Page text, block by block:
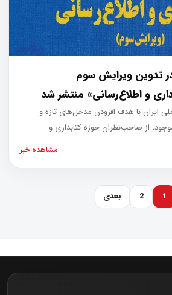
تدوین ویرایش سوم
و اطلاع‌رسانی» منتشر شد
ایران با هدف افزودن مدخل‌های تازه و
از صاحب‌نظران حوزه کتابداری و
مشاهده خبر
1
2 بعدی